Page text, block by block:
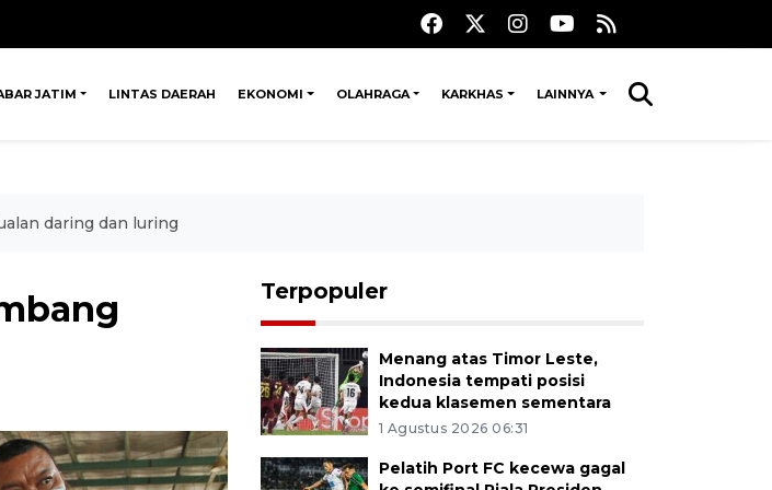
JATIM LINTAS DAERAH EKONOMI OLAHRAGA KARKHAS LAINNYA
daring dan luring
Terpopuler
Menang atas Timor Leste,
Indonesia tempati posisi
kedua klasemen sementara
1 Agustus 2026 06:31
Pelatih Port FC kecewa gagal